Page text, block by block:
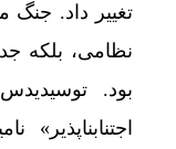
تغییر داد. جنگ
نظامی، بلکه
بود.